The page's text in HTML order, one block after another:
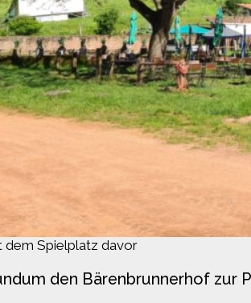
dem Spielplatz davor
den Bärenbrunnerhof zur